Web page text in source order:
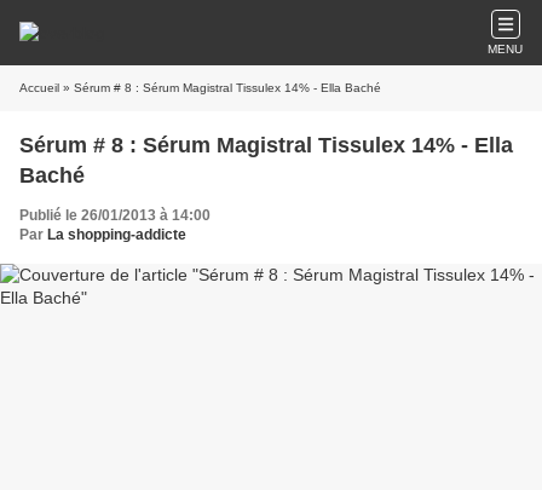
MENU
Accueil » Sérum # 8 : Sérum Magistral Tissulex 14% - Ella Baché
Sérum # 8 : Sérum Magistral Tissulex 14% - Ella
Baché
Publié le 26/01/2013 à 14:00
Par La shopping-addicte